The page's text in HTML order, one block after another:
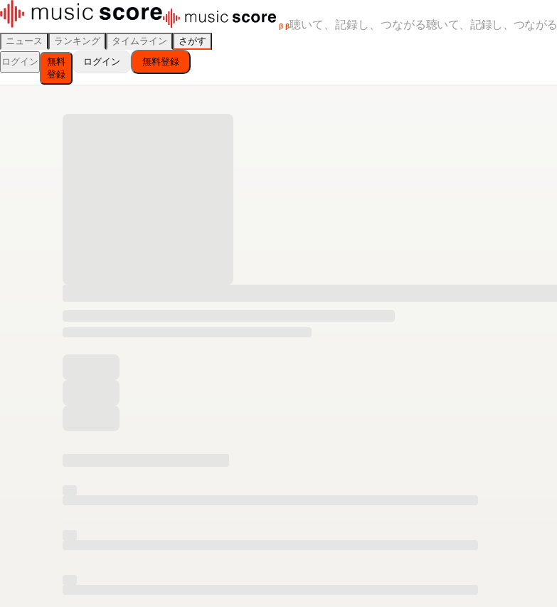
β β聴いて、記録し、つながる聴いて、記録し、つながる
ニュース ランキング タイムライン
さがす
ログイン
無料
登録
ログイン 無料登録